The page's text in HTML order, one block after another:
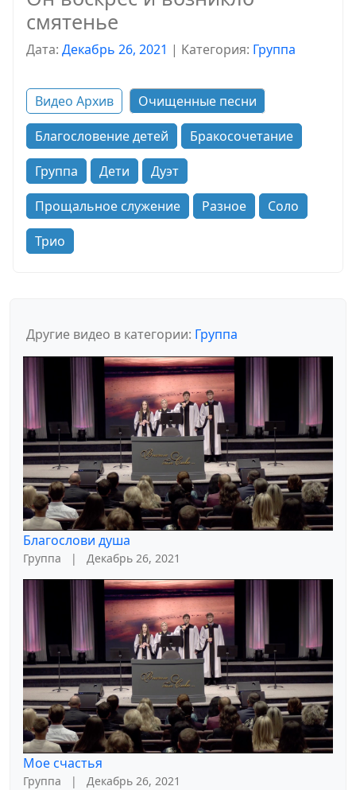
смятенье
Дата: Декабрь 26, 2021 | Kатегория: Группа
Видео Архив
Очищенные песни
Благословение детей
Бракосочетание
Группа
Дети
Дуэт
Прощальное служение
Разное
Соло
Трио
Другие видео в категории: Группа
Благослови душа
Группа | Декабрь 26, 2021
Мое счастья
Группа | Декабрь 26, 2021